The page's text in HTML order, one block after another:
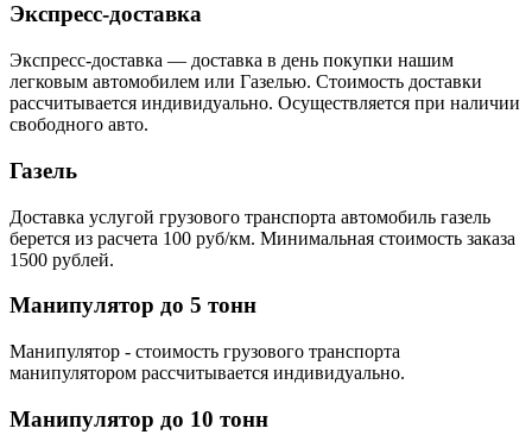
Экспресс-доставка
Экспресс-доставка — доставка в день покупки нашим
легковым автомобилем или Газелью. Стоимость доставки
рассчитывается индивидуально. Осуществляется при наличии
свободного авто.
Газель
Доставка услугой грузового транспорта автомобиль газель
берется из расчета 100 руб/км. Минимальная стоимость заказа
1500 рублей.
Манипулятор до 5 тонн
Манипулятор - стоимость грузового транспорта
манипулятором рассчитывается индивидуально.
Манипулятор до 10 тонн